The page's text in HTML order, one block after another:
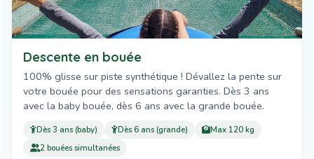
Descente en bouée
100% glisse sur piste synthétique ! Dévallez la pente sur
votre bouée pour des sensations garanties. Dès 3 ans
avec la baby bouée, dès 6 ans avec la grande bouée.
Dès 3 ans (baby) Dès 6 ans (grande)
Max 120 kg
2 bouées simultanées